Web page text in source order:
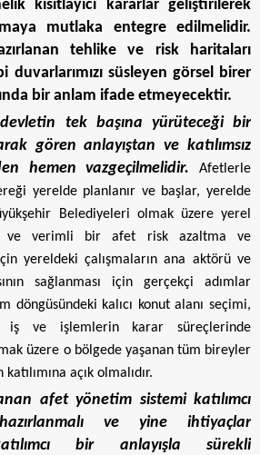
kısıtlayıcı kararlar geliştirilerek
mutlaka entegre edilmelidir.
tehlike ve risk haritaları
süsleyen görsel birer
bir anlam ifade etmeyecektir.
tek başına yürüteceği bir
gören anlayıştan ve katılımsız
hemen vazgeçilmelidir. Afetlerle
yerelde planlanır ve başlar, yerelde
Belediyeleri olmak üzere yerel
ve verimli bir afet risk azaltma ve
yereldeki çalışmaların ana aktörü ve
sağlanması için gerçekçi adımlar
döngüsündeki kalıcı konut alanı seçimi,
iş ve işlemlerin karar süreçlerinde
üzere o bölgede yaşanan tüm bireyler
açık olmalıdır.
afet yönetim sistemi katılımcı
ve yine ihtiyaçlar
bir anlayışla sürekli